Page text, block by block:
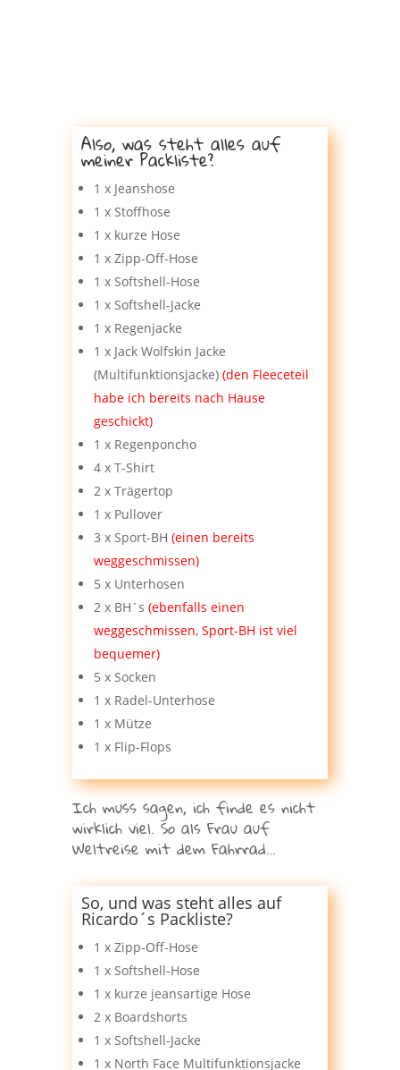
Also, was steht alles auf
meiner Packliste?
1 x Jeanshose
1 x Stoffhose
1 x kurze Hose
1 x Zipp-Off-Hose
1 x Softshell-Hose
1 x Softshell-Jacke
1 x Regenjacke
1 x Jack Wolfskin Jacke
(Multifunktionsjacke)(den Fleeceteil
habe ich bereits nach Hause
geschickt)
1 x Regenponcho
4 x T-Shirt
2 x Trägertop
1 x Pullover
3 x Sport-BH (einen bereits
weggeschmissen)
5 x Unterhosen
2 x BH´s (ebenfalls einen
weggeschmissen, Sport-BH ist viel
bequemer)
5 x Socken
1 x Radel-Unterhose
1 x Mütze
1 x Flip-Flops
Ich muss sagen, ich finde es nicht
wirklich viel. So als Frau auf
Weltreise mit dem Fahrrad…
So, und was steht alles auf
Ricardo´s Packliste?
1 x Zipp-Off-Hose
1 x Softshell-Hose
1 x kurze jeansartige Hose
2 x Boardshorts
1 x Softshell-Jacke
1 x North Face Multifunktionsjacke